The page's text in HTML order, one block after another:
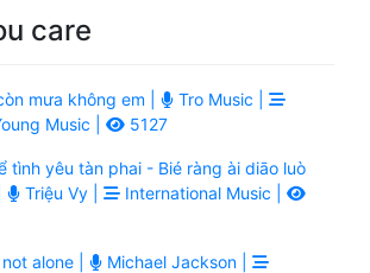
care
mưa không em |
Tro Music |
Music |
5127
tình yêu tàn phai - Bié ràng ài diāo luò
Triệu Vy |
International Music |
alone |
Michael Jackson |